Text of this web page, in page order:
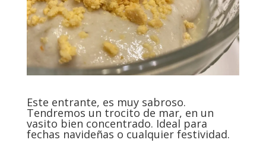
Este entrante, es muy sabroso.
Tendremos un trocito de mar, en un
vasito bien concentrado. Ideal para
fechas navideñas o cualquier festividad.